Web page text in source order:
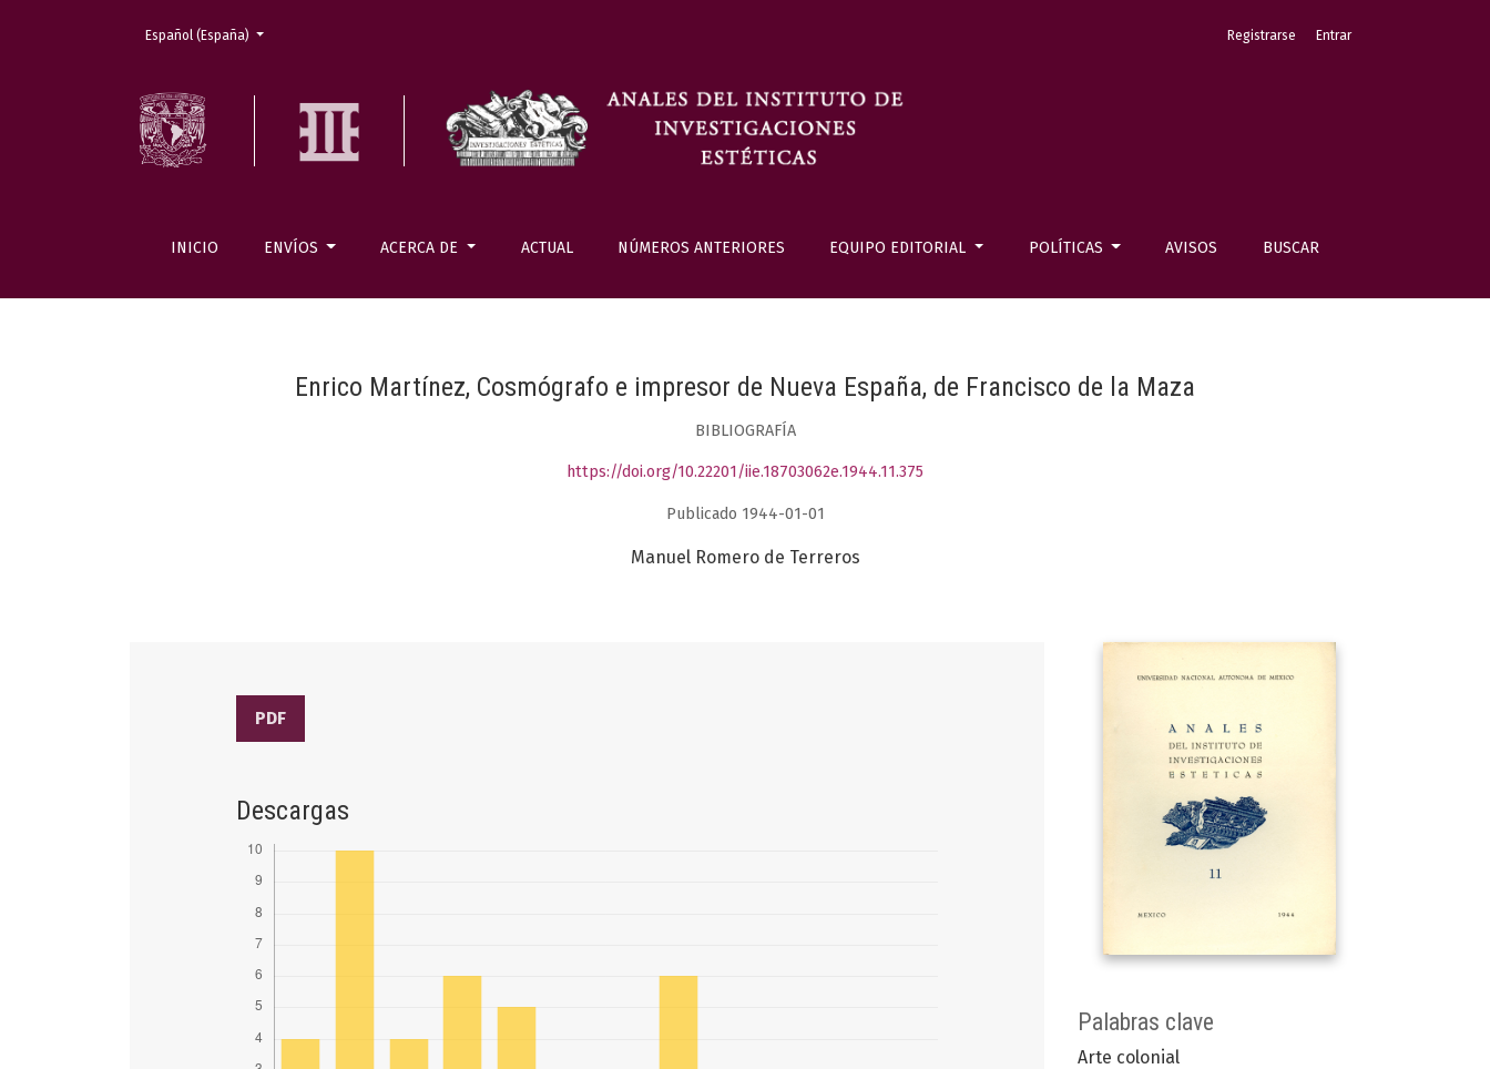
INICIO ENVÍOS ACERCA DE ACTUAL NÚMEROS ANTERIORES EQUIPO EDITORIAL POLÍTICAS AVISOS BUSCAR
Registrarse Entrar
Cambiar el idioma. El actual es:
Español (España)
Enrico Martínez, Cosmógrafo e impresor de Nueva España, de Francisco de la Maza
BIBLIOGRAFÍA
https://doi.org/10.22201/iie.18703062e.1944.11.375
Publicado 1944-01-01
Manuel Romero de Terreros
Palabras clave
Arte colonial
PDF
Descargas